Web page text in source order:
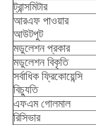
ট্রান্সমিটার
আরএফ পাওয়ার
আউটপুট
মডুলেশন প্রকার
মডুলেশন বিকৃতি
সর্বাধিক ফ্রিকোয়েন্সি
বিচ্যুতি
এফএম গোলমাল
রিসিভার